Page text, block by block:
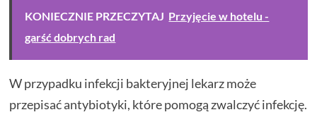
KONIECZNIE PRZECZYTAJ Przyjęcie w hotelu -
garść dobrych rad
W przypadku infekcji bakteryjnej lekarz może
przepisać antybiotyki, które pomogą zwalczyć infekcję.